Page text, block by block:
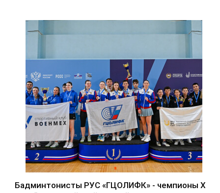
Бадминтонисты РУС «ГЦОЛИФК» - чемпионы Х